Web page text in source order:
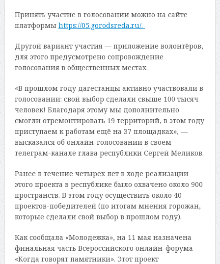
Принять участие в голосовании можно на сайте
платформы https://05.gorodsreda.ru/.
Другой вариант участия — приложение волонтёров,
для этого предусмотрено сопровождение
голосования в общественных местах.
«В прошлом году дагестанцы активно участвовали в
голосовании: свой выбор сделали свыше 100 тысяч
человек! Благодаря этому мы дополнительно
смогли отремонтировать 19 территорий, в этом году
приступаем к работам ещё на 37 площадках», —
высказался об онлайн-голосовании в своем
телеграм-канале глава республики Сергей Меликов.
Ранее в течение четырех лет в ходе реализации
этого проекта в республике было охвачено около 900
пространств. В этом году осуществить около 40
проектов-победителей (по итогам мнения горожан,
которые сделали свой выбор в прошлом году).
Как сообщала «Молодежка», на 11 мая назначена
финальная часть Всероссийского онлайн-форума
«Когда говорят памятники». Этот проект